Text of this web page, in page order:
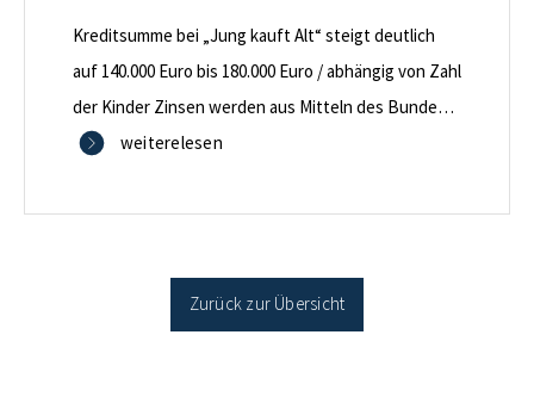
Kreditsumme bei „Jung kauft Alt“ steigt deutlich
auf 140.000 Euro bis 180.000 Euro / abhängig von Zahl
der Kinder Zinsen werden aus Mitteln des Bundes
verbilligt: Heutiger Zins bei 0,53 Prozent effektiv bei
Antragstellende verpflichten sich zu energetischer
Sanierung in Einzelmaßnahmen […]
weiterelesen
Zurück zur Übersicht